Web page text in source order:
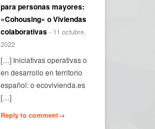
para personas mayores:
«Cohousing» o Viviendas
colaborativas- 11 octubre,
2022
[…] Iniciativas operativas o
en desarrollo en territorio
español: o ecovivienda.es
[…]
Reply to comment→